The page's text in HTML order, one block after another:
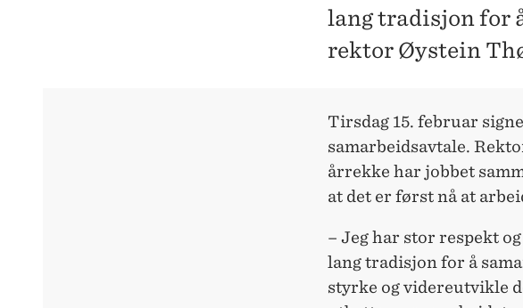
lang tradisjon for
rektor Øystein
Tirsdag 15. februar
samarbeidsavtale.
årrekke har jobbet
at det er først nå at
– Jeg har stor respekt
lang tradisjon for å
styrke og videreutvikle